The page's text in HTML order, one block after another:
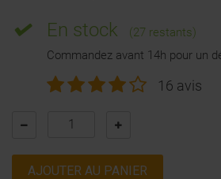
En stock
(27 restants)
Commandez avant 14h pour un
16 avis
AJOUTER AU PANIER